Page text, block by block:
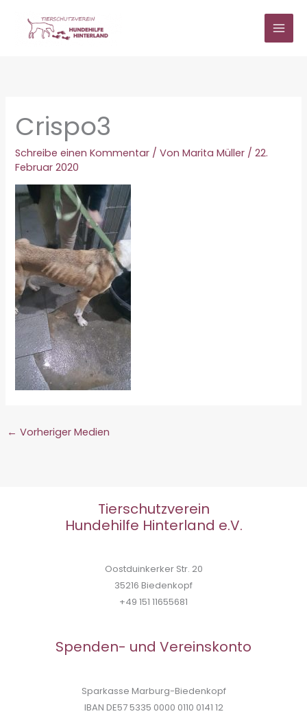
springen
Crispo3
Schreibe einen Kommentar / VonMarita Müller /22.
Februar 2020
← Vorheriger Medien
Tierschutzverein
Hundehilfe Hinterland e.V.
Oostduinkerker Str. 20
35216 Biedenkopf
+49 151 11655681
Spenden- und Vereinskonto
Sparkasse Marburg-Biedenkopf
IBAN DE57 5335 0000 0110 0141 12